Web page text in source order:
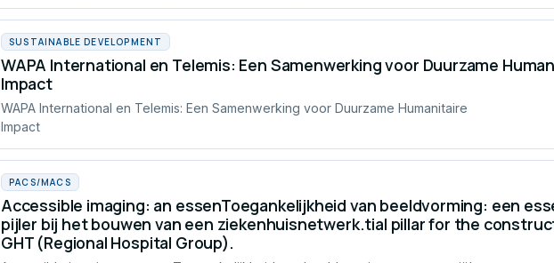
SUSTAINABLE DEVELOPMENT
WAPA International en Telemis: Een Samenwerking voor Duurzame
Impact
WAPA International en Telemis: Een Samenwerking voor Duurzame Humanitaire
Impact
PACS/MACS
Accessible imaging: an essenToegankelijkheid van beeldvorming: een
pijler bij het bouwen van een ziekenhuisnetwerk.tial pillar for the
GHT (Regional Hospital Group).